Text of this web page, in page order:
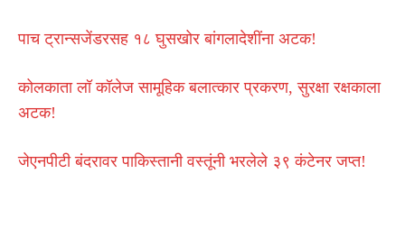
पाच ट्रान्सजेंडरसह १८ घुसखोर बांगलादेशींना अटक!
कोलकाता लॉ कॉलेज सामूहिक बलात्कार प्रकरण, सुरक्षा रक्षकाला
अटक!
जेएनपीटी बंदरावर पाकिस्तानी वस्तूंनी भरलेले ३९ कंटेनर जप्त!